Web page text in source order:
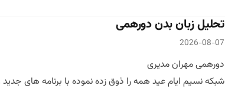
تحلیل زبان بدن دورهمی
2026-08-07
دورهمی مهران مدیری
شبکه نسیم ایام عید همه را ذوق زده نموده با برنامه های